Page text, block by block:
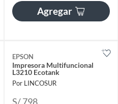
Agregar
EPSON
Impresora Multifuncional
L3210 Ecotank
Por LINCOSUR
S/ 798